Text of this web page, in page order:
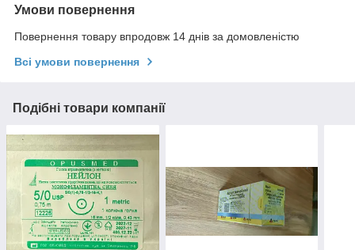
Умови повернення
Повернення товару впродовж 14 днів за домовленістю
Всі умови повернення
Подібні товари компанії